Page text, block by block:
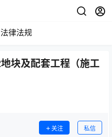
法律法规
块及配套工程（施工
关注 私信